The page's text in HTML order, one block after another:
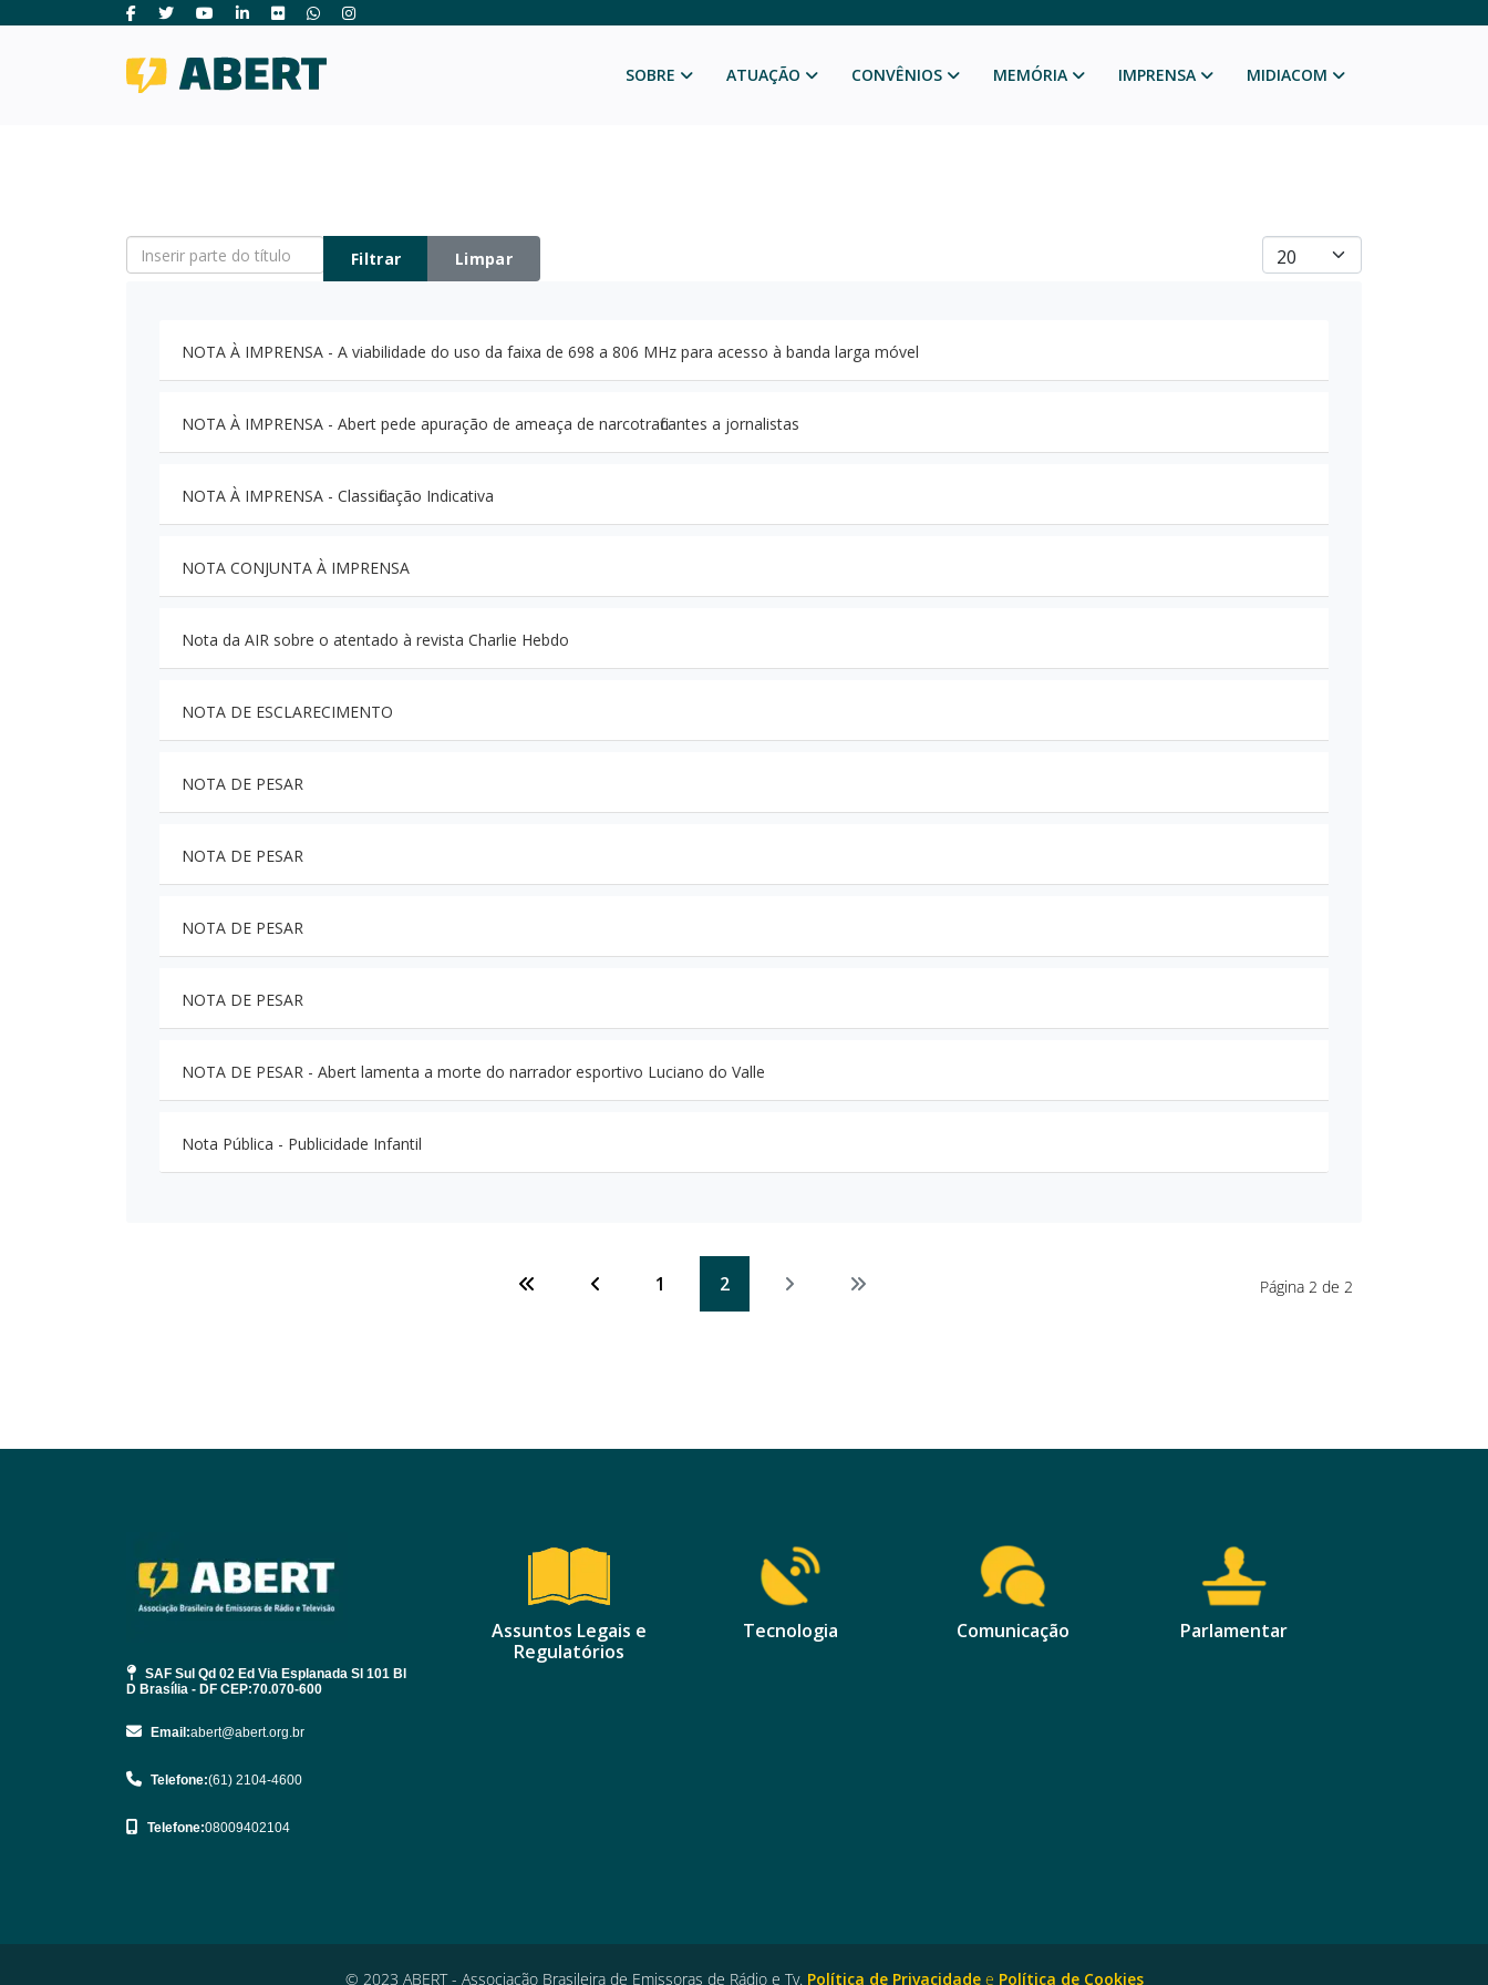
SOBRE ATUAÇÃO CONVÊNIOS MEMÓRIA IMPRENSA MIDIACOM
Inserir parte do título
Filtrar Limpar
Mostrar #
NOTA À IMPRENSA - A viabilidade do uso da faixa de 698 a 806 MHz para acesso à banda larga móvel
NOTA À IMPRENSA - Abert pede apuração de ameaça de narcotraficantes a jornalistas
NOTA À IMPRENSA - Classificação Indicativa
NOTA CONJUNTA À IMPRENSA
Nota da AIR sobre o atentado à revista Charlie Hebdo
NOTA DE ESCLARECIMENTO
NOTA DE PESAR
NOTA DE PESAR
NOTA DE PESAR
NOTA DE PESAR
NOTA DE PESAR - Abert lamenta a morte do narrador esportivo Luciano do Valle
Nota Pública - Publicidade Infantil
Página 2 de 2
1 2
SAF Sul Qd 02 Ed Via Esplanada Sl 101 Bl
D Brasília - DF CEP:70.070-600
Email:abert@abert.org.br
Telefone:(61) 2104-4600
Telefone:08009402104
Assuntos Legais e
Regulatórios
Tecnologia Comunicação Parlamentar
© 2023 ABERT - Associação Brasileira de Emissoras de Rádio e Tv. Política de Privacidadee Política de Cookies